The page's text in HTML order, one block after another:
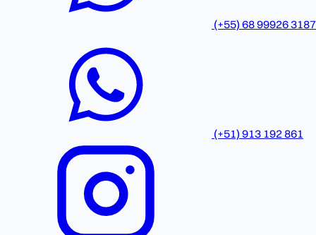
(+55) 68 99926 3187
(+51) 913 192 861